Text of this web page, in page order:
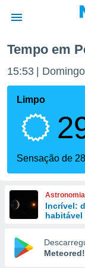
da
foi
fornecidas
a este
das
e
forma
digital
Tempo em
15:53 Domingo
Limpo
Sensação de
Astronomia
Incrível:
habitável
Meteored!